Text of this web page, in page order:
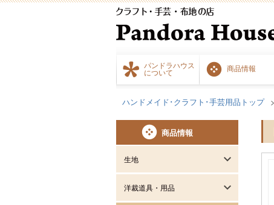
パンドラハウス
について
商品情報
ハンドメイド･クラフト･手芸用品トップ
商品情報
生地
洋裁道具・用品